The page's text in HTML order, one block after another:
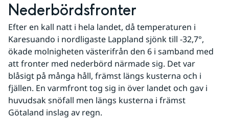
Nederbördsfronter
Efter en kall natt i hela landet, då temperaturen i
Karesuando i nordligaste Lappland sjönk till -32,7°,
ökade molnigheten västerifrån den 6 i samband med
att fronter med nederbörd närmade sig. Det var
blåsigt på många håll, främst längs kusterna och i
fjällen. En varmfront tog sig in över landet och gav i
huvudsak snöfall men längs kusterna i främst
Götaland inslag av regn.